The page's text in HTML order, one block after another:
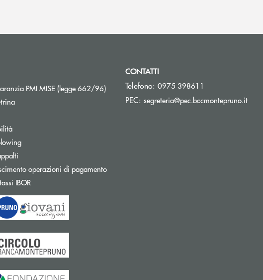
PMI MISE (legge 662/96)Apre una nuova finestra
operazioni di pagamento
IBORApre una nuova finestra
CONTATTI
Telefono: 0975 398611
PEC: segreteria@pec.bccmontepruno.it(si